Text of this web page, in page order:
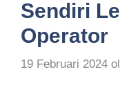
Sendiri
Operator
19 Februari 2024